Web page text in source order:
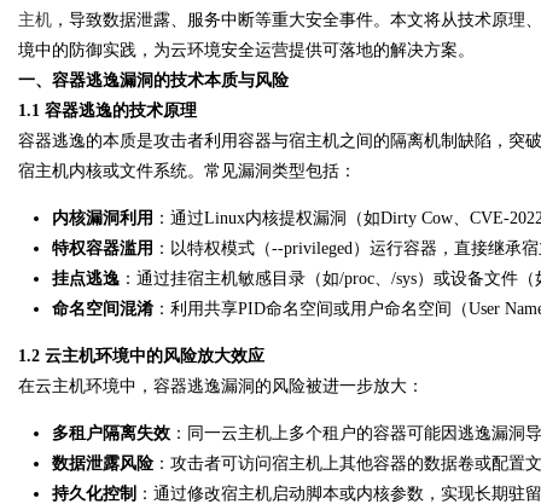
Bo
主机 ，导致数据泄露、服务中断等重大安全事件。本文将从技术原
境中的防御实践，为云环境安全运营提供可落地的解决方案。
一、容器逃逸漏洞的技术本质与风险
1.1 容器逃逸的技术原理
容器逃逸的本质是攻击者利用容器与宿主机之间的隔离机制缺陷，突
宿主机内核或文件系统。常见漏洞类型包括：
内核漏洞利用 ：通过Linux内核提权漏洞（如Dirty Cow、CVE-
特权容器滥用 ：以特权模式（--privileged）运行容器，直接继承
挂点逃逸 ：通过挂宿主机敏感目录（如/proc、/sys）或设备文件
命名空间混淆 ：利用共享PID命名空间或用户命名空间（User
1.2 云主机环境中的风险放大效应
在云主机环境中，容器逃逸漏洞的风险被进一步放大：
多租户隔离失效 ：同一云主机上多个租户的容器可能因逃逸漏洞
数据泄露风险 ：攻击者可访问宿主机上其他容器的数据卷或配置
持久化控制 ：通过修改宿主机启动脚本或内核参数，实现长期驻